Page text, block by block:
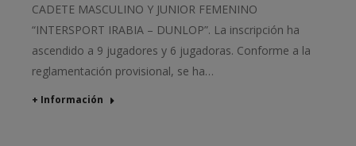
CADETE MASCULINO Y JUNIOR FEMENINO
“INTERSPORT IRABIA – DUNLOP”. La inscripción ha
ascendido a 9 jugadores y 6 jugadoras. Conforme a la
reglamentación provisional, se ha…
+ Información